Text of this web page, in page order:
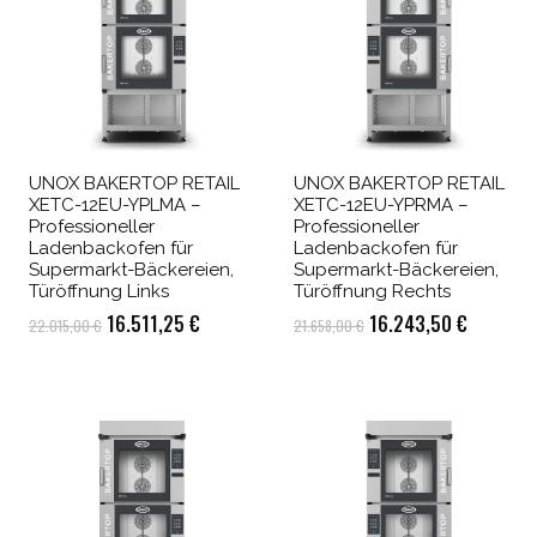
UNOX BAKERTOP RETAIL
XETC-12EU-YPLMA –
Professioneller
Ladenbackofen für
Supermarkt-Bäckereien,
Türöffnung Links
22.015,00€ Ursprünglicher
22.015,00 €
16.511,25 €Aktueller
UNOX BAKERTOP RETAIL
XETC-12EU-YPRMA –
Professioneller
Ladenbackofen für
Supermarkt-Bäckereien,
Türöffnung Rechts
21.658,00€ Ursprünglicher
21.658,00 €
16.243,50 €